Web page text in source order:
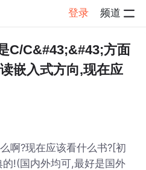
登录 频道
详情
C/C&#43;&#43;方面
嵌入式方向,现在应
啊?现在应该看什么书?[初
!(国内外均可,最好是国外